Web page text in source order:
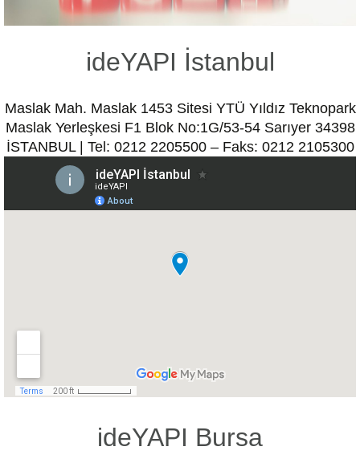
ideYAPI İstanbul
Maslak Mah. Maslak 1453 Sitesi YTÜ Yıldız Teknopark
Maslak Yerleşkesi F1 Blok No:1G/53-54 Sarıyer 34398
İSTANBUL | Tel: 0212 2205500 – Faks: 0212 2105300
ideYAPI Bursa